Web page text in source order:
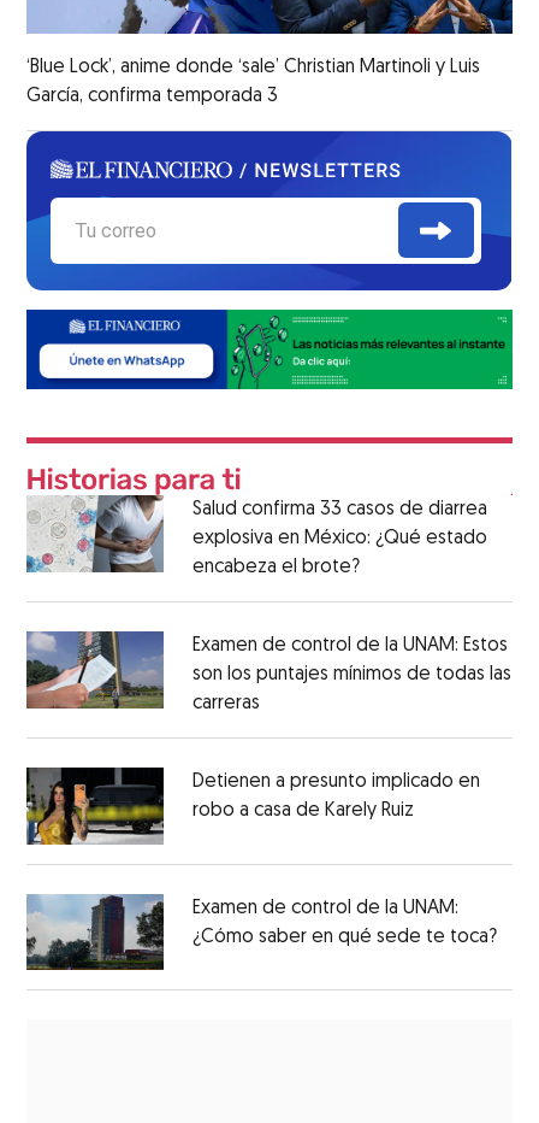
‘Blue Lock’, anime donde ‘sale’ Christian Martinoli y Luis
García, confirma temporada 3
Salud confirma 33 casos de diarrea
explosiva en México: ¿Qué estado
encabeza el brote?
Examen de control de la UNAM: Estos
son los puntajes mínimos de todas las
carreras
Detienen a presunto implicado en
robo a casa de Karely Ruiz
Examen de control de la UNAM:
¿Cómo saber en qué sede te toca?